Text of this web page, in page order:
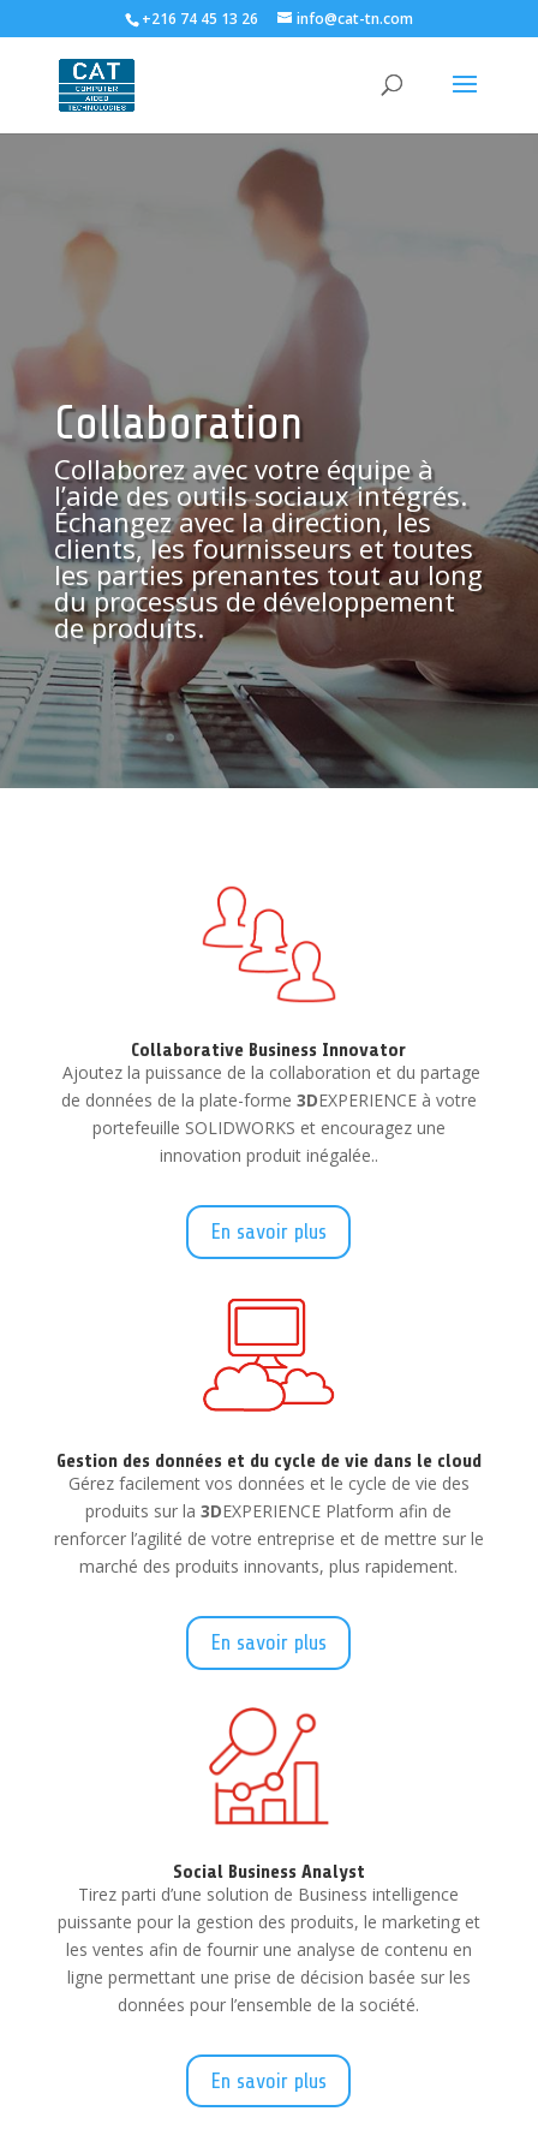
+216 74 45 13 26 info@cat-tn.com
Collaboration
Collaborez avec votre équipe à
l’aide des outils sociaux intégrés.
Échangez avec la direction, les
clients, les fournisseurs et toutes
les parties prenantes tout au long
du processus de développement
de produits.
Collaborative Business Innovator
Ajoutez la puissance de la collaboration et du partage
de données de la plate-forme 3DEXPERIENCE à votre
portefeuille SOLIDWORKS et encouragez une
innovation produit inégalée..
En savoir plus
Gestion des données et du cycle de vie dans le cloud
Gérez facilement vos données et le cycle de vie des
produits sur la3DEXPERIENCE Platform afin de
renforcer l’agilité de votre entreprise et de mettre sur le
marché des produits innovants, plus rapidement.
En savoir plus
Social Business Analyst
Tirez parti d’une solution de Business intelligence
puissante pour la gestion des produits, le marketing et
les ventes afin de fournir une analyse de contenu en
ligne permettant une prise de décision basée sur les
données pour l’ensemble de la société.
En savoir plus